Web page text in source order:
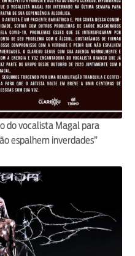
do vocalista Magal para
espalhem inverdades”